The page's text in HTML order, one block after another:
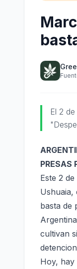
El 2
PRESAS
Este 2
Ushuaia,
basta de
cultivan
Hoy, hay